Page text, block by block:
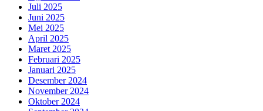
Juli 2025
Juni 2025
Mei 2025
April 2025
Maret 2025
Februari 2025
Januari 2025
Desember 2024
November 2024
Oktober 2024